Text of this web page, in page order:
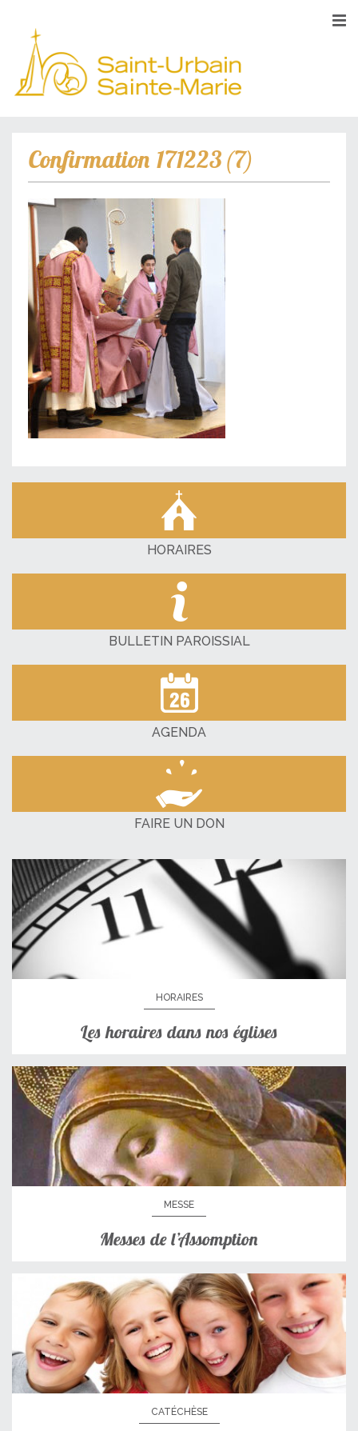
Confirmation 171223 (7)
HORAIRES
BULLETIN PAROISSIAL
AGENDA
FAIRE UN DON
HORAIRES
Les horaires dans nos églises
MESSE
Messes de l’Assomption
CATÉCHÈSE